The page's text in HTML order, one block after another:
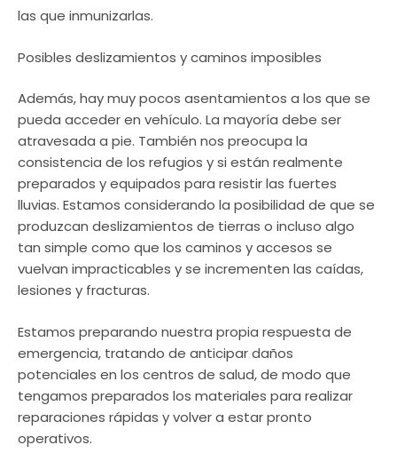
las que inmunizarlas.
Posibles deslizamientos y caminos imposibles
Además, hay muy pocos asentamientos a los que se
pueda acceder en vehículo. La mayoría debe ser
atravesada a pie. También nos preocupa la
consistencia de los refugios y si están realmente
preparados y equipados para resistir las fuertes
lluvias. Estamos considerando la posibilidad de que se
produzcan deslizamientos de tierras o incluso algo
tan simple como que los caminos y accesos se
vuelvan impracticables y se incrementen las caídas,
lesiones y fracturas.
Estamos preparando nuestra propia respuesta de
emergencia, tratando de anticipar daños
potenciales en los centros de salud, de modo que
tengamos preparados los materiales para realizar
reparaciones rápidas y volver a estar pronto
operativos.